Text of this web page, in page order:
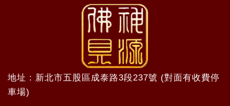
地址 : 新北市五股區成泰路3段237號 (對面有收費停
車場)